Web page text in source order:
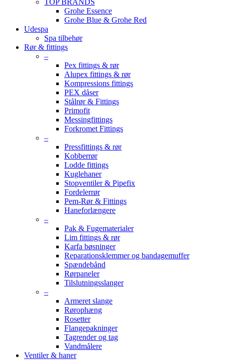
TOP BRANDS
Grohe Essence
Grohe Blue & Grohe Red
Udespa
Spa tilbehør
Rør & fittings
–
Pex fittings & rør
Alupex fittings & rør
Kompressions fittings
PEX dåser
Stålrør & Fittings
Primofit
Messingfittings
Forkromet Fittings
–
Pressfittings & rør
Kobberrør
Lodde fittings
Kuglehaner
Stopventiler & Pipefix
Fordelerrør
Pem-Rør & Fittings
Haneforlængere
–
Pak & Fugematerialer
Lim fittings & rør
Karfa bøsninger
Reparationsklemmer og bandagemuffer
Spændebånd
Rørpaneler
Tilslutningsslanger
–
Armeret slange
Rørophæng
Rosetter
Flangepakninger
Tagrender og tag
Vandmålere
Ventiler & haner